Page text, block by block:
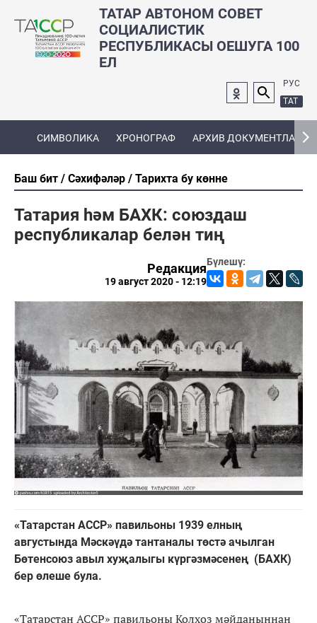
ТАТАР АВТОНОМ СОВЕТ
СОЦИАЛИСТИК
РЕСПУБЛИКАСЫ ОЕШУГА 100
ЕЛ
РУС
ТАТ
СИМВОЛИКА ХРОНОГРАФ АРХИВ ДОКУМЕНТЛАРЫ
Баш бит Сәхифәләр Тарихта бу көнне
Татария һәм БАХК: союздаш
республикалар белән тиң
Бүлешү:
Редакция
19 август 2020 - 12:19
«Татарстан АССР» павильоны 1939 елның
августында Мәскәүдә тантаналы төстә ачылган
Бөтенсоюз авыл хуҗалыгы күргәзмәсенең (БАХК)
бер өлеше була.
«Татарстан АССР» павильоны Колхоз мәйданыннан